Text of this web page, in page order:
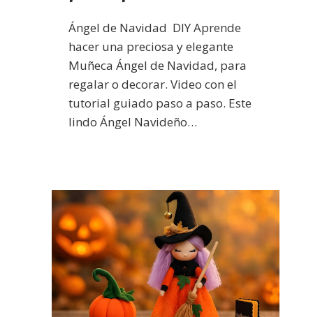
Ángel de Navidad DIY Aprende
hacer una preciosa y elegante
Muñeca Ángel de Navidad, para
regalar o decorar. Video con el
tutorial guiado paso a paso. Este
lindo Ángel Navideño…